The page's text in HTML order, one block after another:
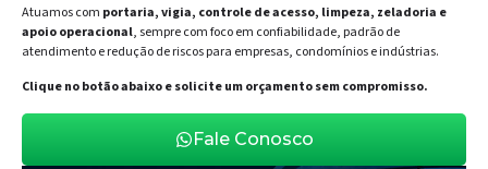
Atuamos com portaria, vigia, controle de acesso, limpeza, zeladoria e
apoio operacional, sempre com foco em confiabilidade, padrão de
atendimento e redução de riscos para empresas, condomínios e indústrias.
Clique no botão abaixo e solicite um orçamento sem compromisso.
Fale Conosco